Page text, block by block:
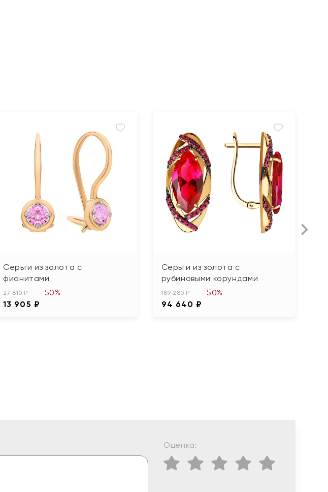
Серьги из золота с
фианитами
27 810 ₽
13 905 ₽
-50%
Серьги из золота с
рубиновыми корундами
189 280 ₽
94 640 ₽
-50%
Оценка: